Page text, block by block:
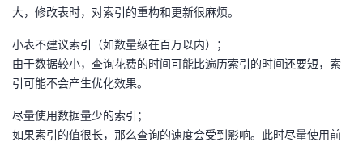
大，修改表时，对索引的重构和更新很麻烦。
小表不建议索引（如数量级在百万以内）；
由于数据较小，查询花费的时间可能比遍历索引的时间还要短，索
引可能不会产生优化效果。
尽量使用数据量少的索引；
如果索引的值很长，那么查询的速度会受到影响。此时尽量使用前